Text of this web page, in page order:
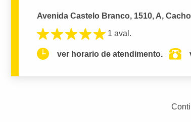
Avenida Castelo Branco, 1510, A,
1 aval.
ver horario de atendimento.